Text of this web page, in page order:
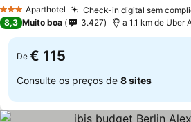
3 EstrelasAparthotel Check-in digital sem
8,3 Muito boa 3.427 a 1.1 km de Uber
De € 115
Consulte os preços de 8 sites